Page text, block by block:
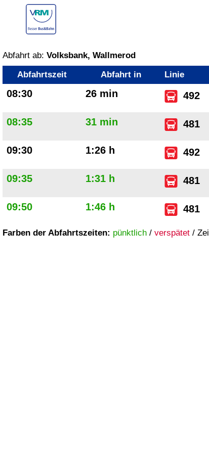
Abfahrt ab: Volksbank, Wallmerod
Abfahrtszeit
Abfahrt in Linie
08:30 26 min 492
08:35 31 min 481
09:30 1:26 h 492
09:35 1:31 h 481
09:50 1:46 h 481
Farben der Abfahrtszeiten: pünktlich / verspätet /